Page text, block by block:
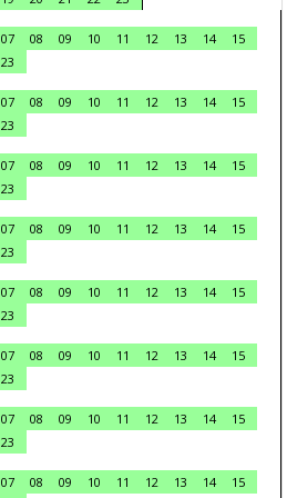
07 08 09 10 11 12 13 14
15
23
07 08 09 10 11 12 13 14
15
23
07 08 09 10 11 12 13 14
15
23
07 08 09 10 11 12 13 14
15
23
07 08 09 10 11 12 13 14
15
23
07 08 09 10 11 12 13 14
15
23
07 08 09 10 11 12 13 14
15
23
07 08 09 10 11 12 13 14
15